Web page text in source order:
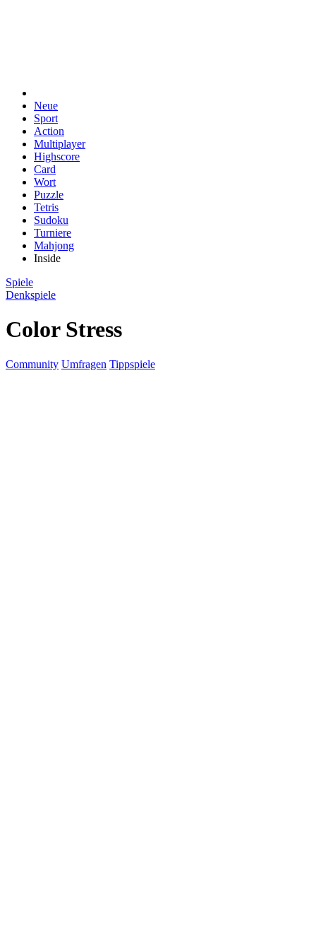
Neue
Sport
Action
Multiplayer
Highscore
Card
Wort
Puzzle
Tetris
Sudoku
Turniere
Mahjong
Inside
Spiele
Denkspiele
Color Stress
Community Umfragen Tippspiele